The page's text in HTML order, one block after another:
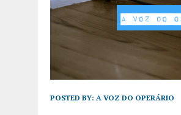
POSTED BY: A VOZ DO OPERÁRIO